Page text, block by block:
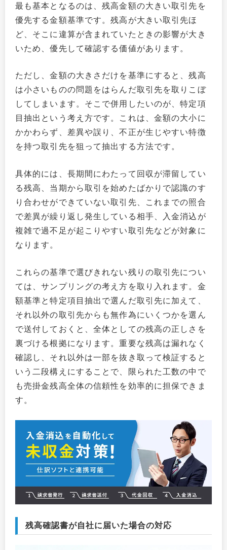
最も基本となるのは、残高金額の大きい取引先を
優先する金額基準です。残高が大きい取引先ほ
ど、そこに違算が含まれていたときの影響が大き
いため、優先して確認する価値があります。
ただし、金額の大きさだけを基準にすると、残高
は小さいものの問題をはらんだ取引先を取りこぼ
してしまいます。そこで併用したいのが、特定項
目抽出という考え方です。これは、金額の大小に
かかわらず、差異や誤り、不正が生じやすい特徴
を持つ取引先を狙って抽出する方法です。
具体的には、長期間にわたって回収が滞留してい
る残高、当期から取引を始めたばかりで認識のす
り合わせができていない取引先、これまでの照合
で差異が繰り返し発生している相手、入金消込が
複雑で過不足が起こりやすい取引先などが対象に
なります。
これらの基準で選びきれない残りの取引先につい
ては、サンプリングの考え方を取り入れます。金
額基準と特定項目抽出で選んだ取引先に加えて、
それ以外の取引先からも無作為にいくつかを選ん
で送付しておくと、全体としての残高の正しさを
裏づける根拠になります。重要な残高は漏れなく
確認し、それ以外は一部を抜き取って検証すると
いう二段構えにすることで、限られた工数の中で
も売掛金残高全体の信頼性を効率的に担保できま
す。
残高確認書が自社に届いた場合の対応